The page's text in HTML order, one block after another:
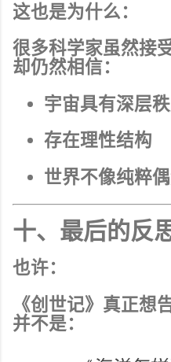
这也是为什么：
很多科学家虽然接
却仍然相信：
宇宙具有深层
存在理性结构
世界不像纯粹
十、最后的反
也许：
《创世记》真正想
并不是：